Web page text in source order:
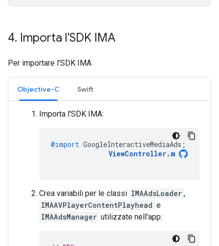
4. Importa l'SDK IMA
Per importare l'SDK IMA:
Objective-C Swift
Importa l'SDK IMA:
@import GoogleInteractiveMediaAds ;
ViewController. m
Crea variabili per le classi IMAAdsLoader ,
IMAAVPlayerContentPlayhead e
IMAAdsManager utilizzate nell'app: